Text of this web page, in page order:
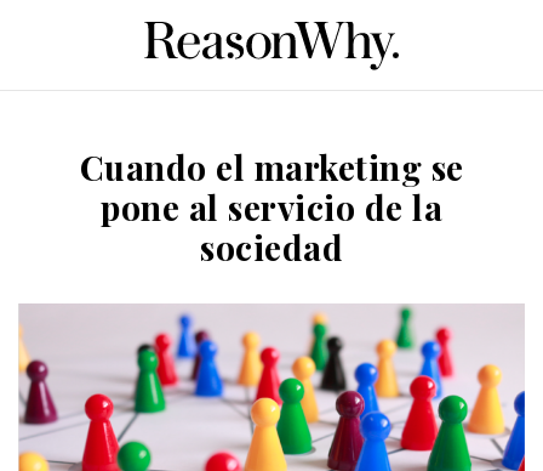
Cuando el marketing se
pone al servicio de la
sociedad